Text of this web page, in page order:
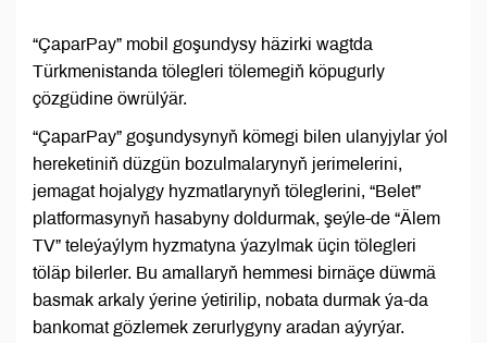
“ÇaparPay” mobil goşundysy häzirki wagtda
Türkmenistanda tölegleri tölemegiň köpugurly
çözgüdine öwrülýär.
“ÇaparPay” goşundysynyň kömegi bilen ulanyjylar ýol
hereketiniň düzgün bozulmalarynyň jerimelerini,
jemagat hojalygy hyzmatlarynyň töleglerini, “Belet”
platformasynyň hasabyny doldurmak, şeýle-de “Älem
TV” teleýaýlym hyzmatyna ýazylmak üçin tölegleri
töläp bilerler. Bu amallaryň hemmesi birnäçe düwmä
basmak arkaly ýerine ýetirilip, nobata durmak ýa-da
bankomat gözlemek zerurlygyny aradan aýyrýar.